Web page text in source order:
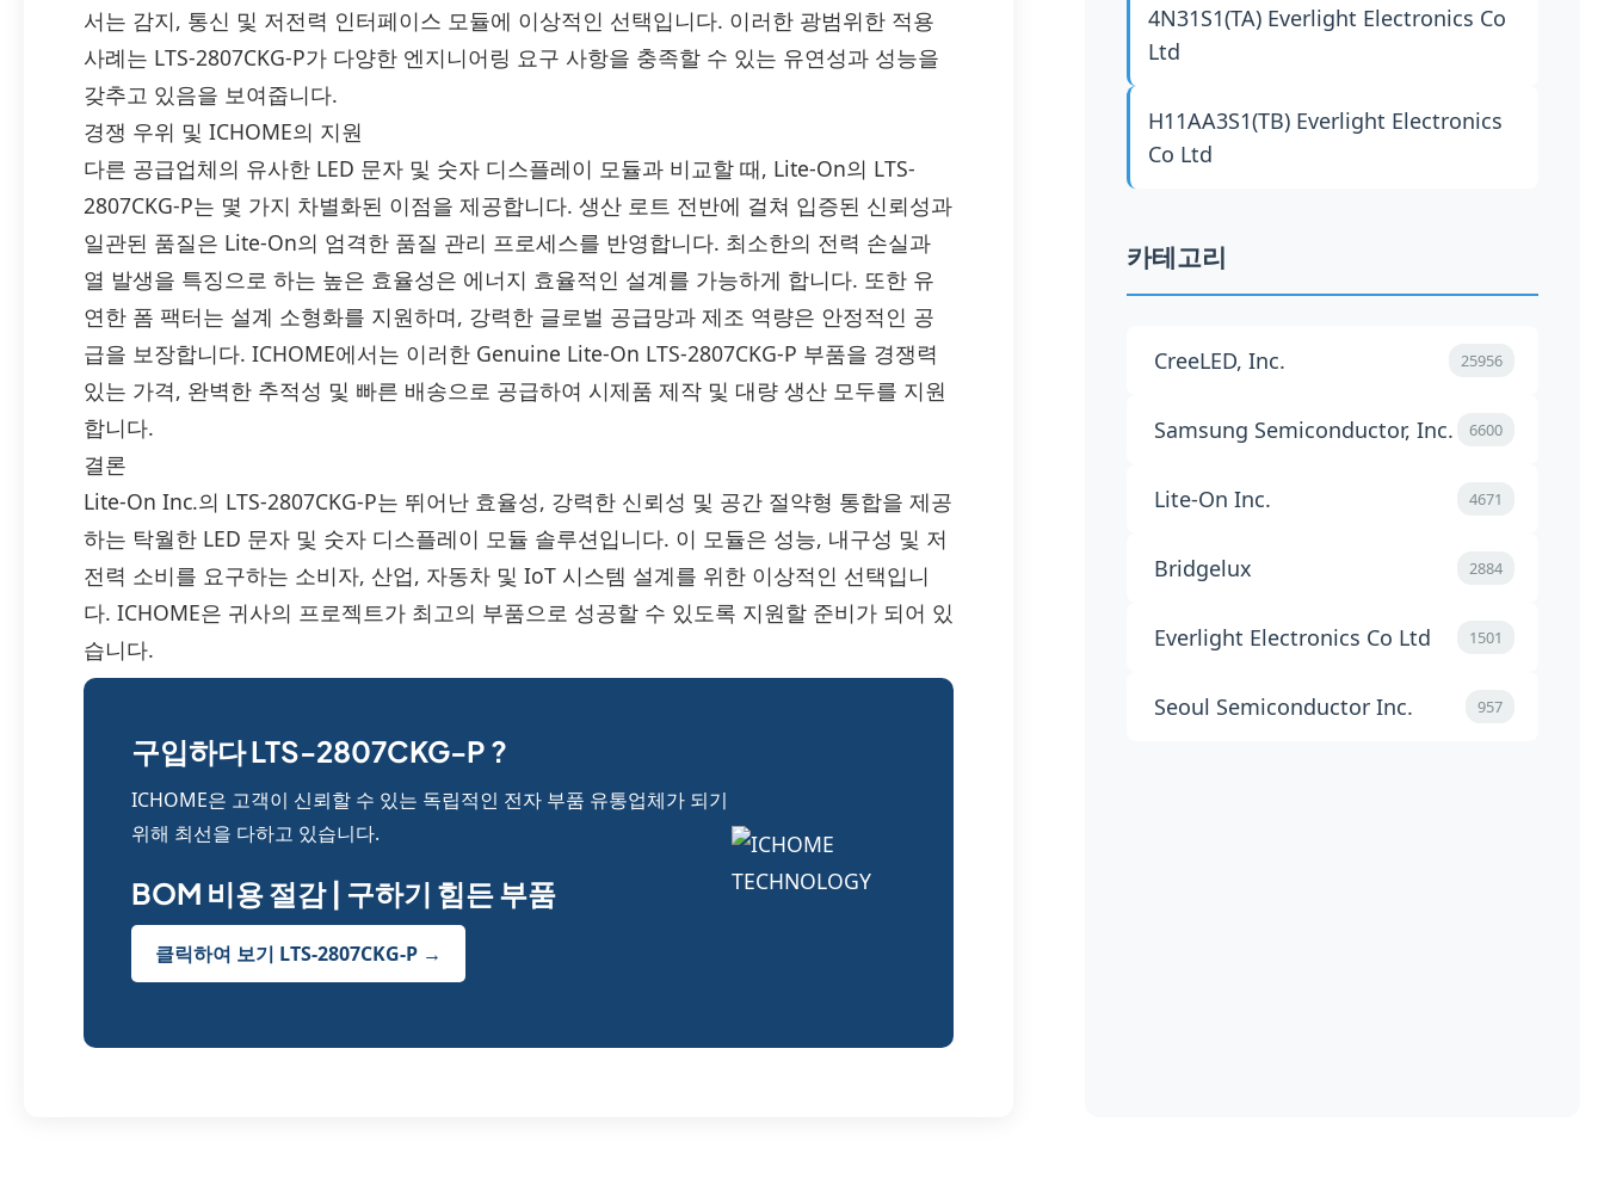
서는 감지, 통신 및 저전력 인터페이스 모듈에 이상적인 선택입니다. 이러한 광범위한 적용
사례는 LTS-2807CKG-P가 다양한 엔지니어링 요구 사항을 충족할 수 있는 유연성과 성능을
갖추고 있음을 보여줍니다.
경쟁 우위 및 ICHOME의 지원
다른 공급업체의 유사한 LED 문자 및 숫자 디스플레이 모듈과 비교할 때, Lite-On의 LTS-
2807CKG-P는 몇 가지 차별화된 이점을 제공합니다. 생산 로트 전반에 걸쳐 입증된 신뢰성과
일관된 품질은 Lite-On의 엄격한 품질 관리 프로세스를 반영합니다. 최소한의 전력 손실과
열 발생을 특징으로 하는 높은 효율성은 에너지 효율적인 설계를 가능하게 합니다. 또한 유
연한 폼 팩터는 설계 소형화를 지원하며, 강력한 글로벌 공급망과 제조 역량은 안정적인 공
급을 보장합니다. ICHOME에서는 이러한 Genuine Lite-On LTS-2807CKG-P 부품을 경쟁력
있는 가격, 완벽한 추적성 및 빠른 배송으로 공급하여 시제품 제작 및 대량 생산 모두를 지원
합니다.
결론
Lite-On Inc.의 LTS-2807CKG-P는 뛰어난 효율성, 강력한 신뢰성 및 공간 절약형 통합을 제공
하는 탁월한 LED 문자 및 숫자 디스플레이 모듈 솔루션입니다. 이 모듈은 성능, 내구성 및 저
전력 소비를 요구하는 소비자, 산업, 자동차 및 IoT 시스템 설계를 위한 이상적인 선택입니
다. ICHOME은 귀사의 프로젝트가 최고의 부품으로 성공할 수 있도록 지원할 준비가 되어 있
습니다.
구입하다 LTS-2807CKG-P ?
ICHOME은 고객이 신뢰할 수 있는 독립적인 전자 부품 유통업체가 되기
위해 최선을 다하고 있습니다.
BOM 비용 절감 | 구하기 힘든 부품
클릭하여 보기 LTS-2807CKG-P →
4N31S1(TA) Everlight Electronics Co
Ltd
H11AA3S1(TB) Everlight Electronics
Co Ltd
카테고리
CreeLED, Inc. 25956
Samsung Semiconductor, Inc. 6600
Lite-On Inc. 4671
Bridgelux 2884
Everlight Electronics Co Ltd 1501
Seoul Semiconductor Inc. 957